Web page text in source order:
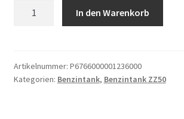
In den Warenkorb
Artikelnummer: P6766000001236000
Kategorien: Benzintank, Benzintank ZZ50